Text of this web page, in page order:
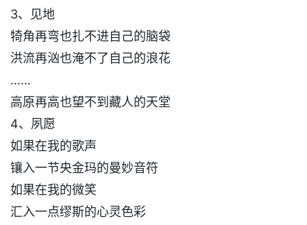
3、见地
犄角再弯也扎不进自己的脑袋
洪流再汹也淹不了自己的浪花
……
高原再高也望不到藏人的天堂
4、夙愿
如果在我的歌声
镶入一节央金玛的曼妙音符
如果在我的微笑
汇入一点缪斯的心灵色彩